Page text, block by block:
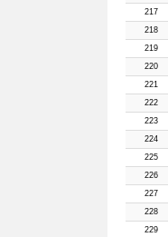
217
218
219
220
221
222
223
224
225
226
227
228
229